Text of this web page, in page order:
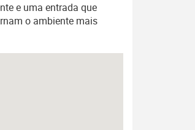
e uma entrada que
o ambiente mais